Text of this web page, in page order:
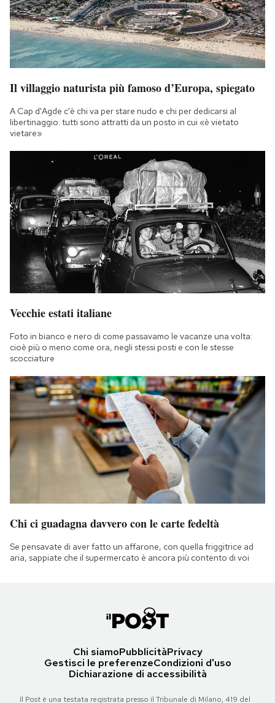
Il villaggio naturista più famoso d’Europa, spiegato
A Cap d'Agde c'è chi va per stare nudo e chi per dedicarsi al
libertinaggio: tutti sono attratti da un posto in cui «è vietato
vietare»
Vecchie estati italiane
Foto in bianco e nero di come passavamo le vacanze una volta:
cioè più o meno come ora, negli stessi posti e con le stesse
scocciature
Chi ci guadagna davvero con le carte fedeltà
Se pensavate di aver fatto un affarone, con quella friggitrice ad
aria, sappiate che il supermercato è ancora più contento di voi
Chi siamoPubblicitàPrivacy
Gestisci le preferenzeCondizioni d'uso
Dichiarazione di accessibilità
Il Post è una testata registrata presso il Tribunale di Milano, 419 del